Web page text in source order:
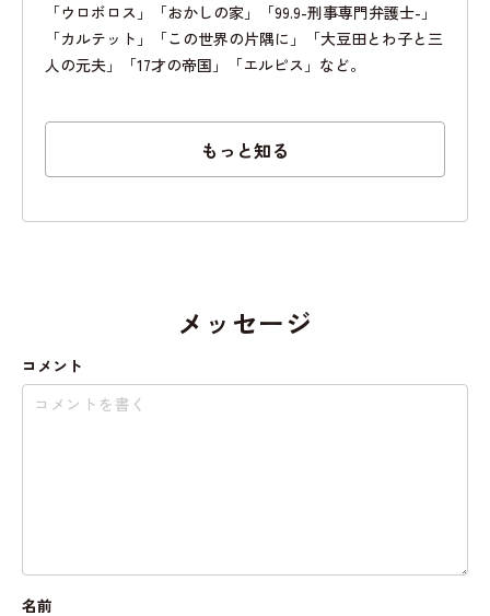
「ウロボロス」「おかしの家」「99.9-刑事専門弁護士-」
「カルテット」「この世界の片隅に」「大豆田とわ子と三
人の元夫」「17才の帝国」「エルピス」など。
もっと知る
メッセージ
コメント
名前